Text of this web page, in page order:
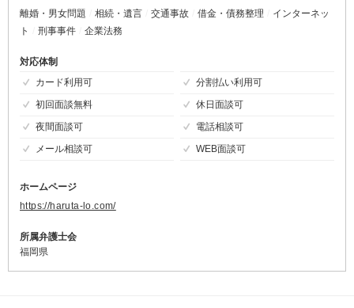
離婚・男女問題
相続・遺言 交通事故 借金・債務整理
インターネッ
ト
刑事事件 企業法務
対応体制
カード利用可
分割払い利用可
初回面談無料
休日面談可
夜間面談可
電話相談可
メール相談可
WEB面談可
ホームページ
https://haruta-lo.com/
所属弁護士会
福岡県